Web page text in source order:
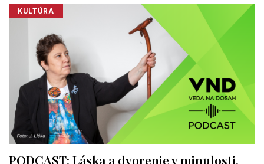
KULTÚRA
PODCAST: Láska a dvorenie v minulosti.